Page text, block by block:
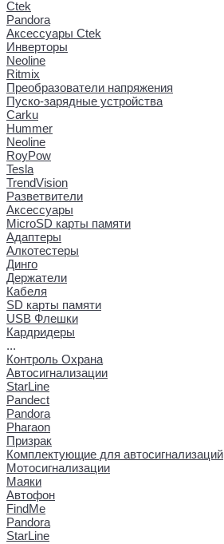
Ctek
Pandora
Аксессуары Ctek
Инверторы
Neoline
Ritmix
Преобразователи напряжения
Пуско-зарядные устройства
Carku
Hummer
Neoline
RoyPow
Tesla
TrendVision
Разветвители
Аксессуары
MicroSD карты памяти
Адаптеры
Алкотестеры
Динго
Держатели
Кабеля
SD карты памяти
USB Флешки
Кардридеры
...
Контроль Охрана
Автосигнализации
StarLine
Pandect
Pandora
Pharaon
Призрак
Комплектующие для автосигнализаций
Мотосигнализации
Маяки
Автофон
FindMe
Pandora
StarLine